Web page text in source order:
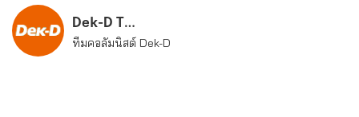
Dek-D Team
ทีมคอลัมนิสต์ Dek-D